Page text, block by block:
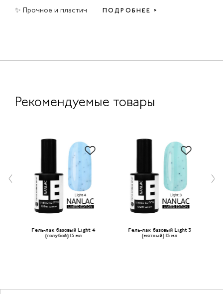
✨ Прочное и пластич ПОДРОБНЕЕ >
Рекомендуемые товары
Гель-лак базовый Light 4
(голубой) 15 мл
Гель-лак базовый Light 3
(мятный) 15 мл